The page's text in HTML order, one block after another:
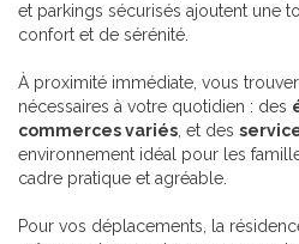
et parkings sécurisés ajoutent une
confort et de sérénité.
À proximité immédiate, vous
nécessaires à votre quotidien : des
commerces variés, et des
environnement idéal pour les
cadre pratique et agréable.
Pour vos déplacements, la